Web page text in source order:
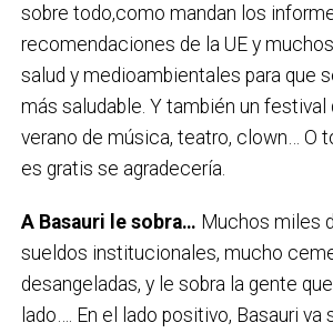
sobre todo,como mandan los
recomendaciones de la UE y
salud y medioambientales para que
más saludable. Y también un festival
verano de música, teatro, clown… O
es gratis se agradecería.
A Basauri le sobra… Muchos miles
sueldos institucionales, mucho
desangeladas, y le sobra la gente
lado…. En el lado positivo, Basauri va